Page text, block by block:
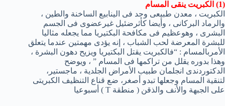
(1) الكبريت ينقى المسام
الكبريت ، معدن طبيعى وجد فى الينابيع الساخنة والطين ،
والرماد البركانى ، وأيضا كأثرضئيل غيرعضوى فى الجسم
البشرى ، وهوعظيم فى مكافحة البكتيريا مما يجعله مثاليا
للبشرة المعرضة لحب الشباب ، إنه يؤدى مهمتين عندما يتعلق
الأمربالمسام : “فالكبريت يقتل البكتيريا ويزيح دهون البشرة ،
وهذا بدوره يقلل من تراكمها فى المسام ” ، ويوضح
الدكتوردندى انجلمان طبيب الأمراض الجلدية ، ماجستير،
لتنقية المسام وجعلها تبدو أصغر، ضع قناع التنظيف الكبريتى
على الجبهة والأنف والذقن ( منطقة T ) أسبوعيا